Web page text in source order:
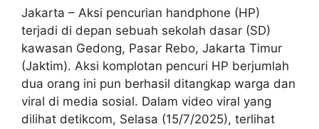
Jakarta – Aksi pencurian handphone (HP)
terjadi di depan sebuah sekolah dasar (SD)
kawasan Gedong, Pasar Rebo, Jakarta Timur
(Jaktim). Aksi komplotan pencuri HP berjumlah
dua orang ini pun berhasil ditangkap warga dan
viral di media sosial. Dalam video viral yang
dilihat detikcom, Selasa (15/7/2025), terlihat